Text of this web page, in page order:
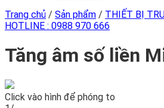
Trang chủ / Sản phẩm / THIẾT BỊ
HOTLINE : 0988 970 666
Tăng âm số liền
Click vào hình để phóng to